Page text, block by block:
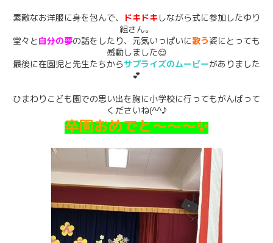
素敵なお洋服に身を包んで、
ドキドキ しながら式に参加したゆり
組さん。
堂々と自分の夢の話をしたり、元気いっぱいに歌う姿にとっても
感動しました😌
最後に在園児と先生たちからサプライズのムービーがありました
💕
ひまわりこども園での思い出を胸に小学校に行ってもがんばって
くださいね(^^♪
卒園おめでと～～～✨